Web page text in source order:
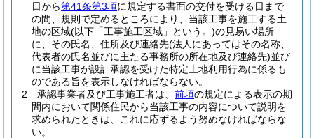
日から第41条第3項に規定する書面の交付を受ける日まで
の間、規則で定めるところにより、当該工事を施工する土
地の区域(以下「工事施工区域」という。)の見易い場所
に、その氏名、住所及び連絡先(法人にあってはその名称、
代表者の氏名並びに主たる事務所の所在地及び連絡先)並び
に当該工事が設計承認を受けた特定土地利用行為に係るも
のである旨を表示しなければならない。
2
承認事業者及び工事施工者は、 前項の規定による表示の期
間内において関係住民から当該工事の内容について説明を
求められたときは、これに応ずるよう努めなければならな
い。